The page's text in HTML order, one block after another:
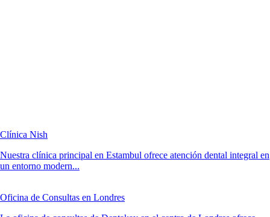
Clínica Nish
Nuestra clínica principal en Estambul ofrece atención dental integral en
un entorno modern...
Oficina de Consultas en Londres